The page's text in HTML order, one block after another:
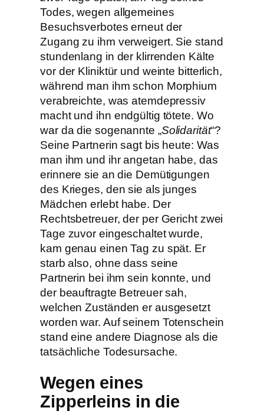
Todes, wegen allgemeines
Besuchsverbotes erneut der
Zugang zu ihm verweigert. Sie stand
stundenlang in der klirrenden Kälte
vor der Kliniktür und weinte bitterlich,
während man ihm schon Morphium
verabreichte, was atemdepressiv
macht und ihn endgültig tötete. Wo
war da die sogenannte „Solidarität“?
Seine Partnerin sagt bis heute: Was
man ihm und ihr angetan habe, das
erinnere sie an die Demütigungen
des Krieges, den sie als junges
Mädchen erlebt habe. Der
Rechtsbetreuer, der per Gericht zwei
Tage zuvor eingeschaltet wurde,
kam genau einen Tag zu spät. Er
starb also, ohne dass seine
Partnerin bei ihm sein konnte, und
der beauftragte Betreuer sah,
welchen Zuständen er ausgesetzt
worden war. Auf seinem Totenschein
stand eine andere Diagnose als die
tatsächliche Todesursache.
Wegen eines
Zipperleins in die